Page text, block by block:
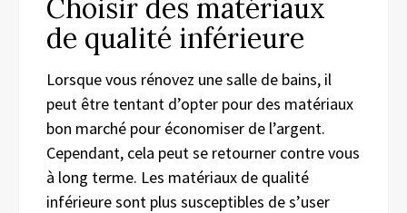
Choisir des matériaux
de qualité inférieure
Lorsque vous rénovez une salle de bains, il
peut être tentant d’opter pour des matériaux
bon marché pour économiser de l’argent.
Cependant, cela peut se retourner contre vous
à long terme. Les matériaux de qualité
inférieure sont plus susceptibles de s’user